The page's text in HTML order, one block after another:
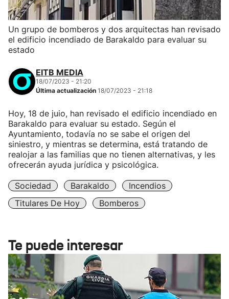
Un grupo de bomberos y dos arquitectas han revisado
el edificio incendiado de Barakaldo para evaluar su
estado
EITB MEDIA
18/07/2023 - 21:20
Última actualización 18/07/2023 - 21:18
Hoy, 18 de juio, han revisado el edificio incendiado en
Barakaldo para evaluar su estado. Según el
Ayuntamiento, todavía no se sabe el origen del
siniestro, y mientras se determina, está tratando de
realojar a las familias que no tienen alternativas, y les
ofrecerán ayuda jurídica y psicológica.
Sociedad Barakaldo
Incendios
Titulares De Hoy
Bomberos
Te puede interesar